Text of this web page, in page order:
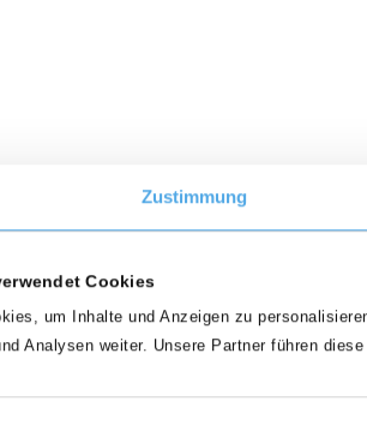
Zustimmung
Cookies
um Inhalte und Anzeigen zu
Analysen weiter. Unsere Partner führen